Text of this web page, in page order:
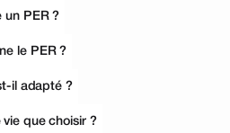
un PER ?
le PER ?
il adapté ?
vie que choisir ?